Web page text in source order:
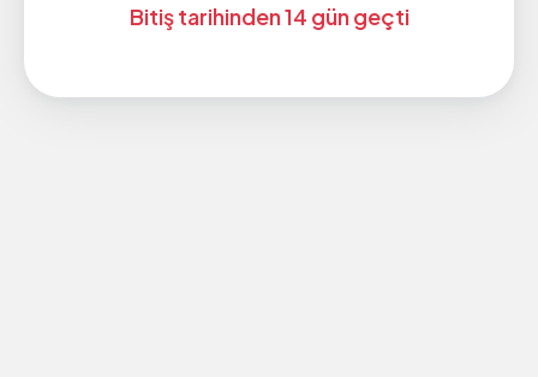
Bitiş tarihinden 14 gün geçti